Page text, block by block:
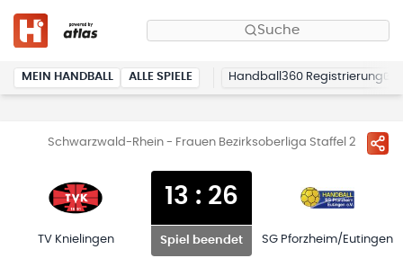
Suche
MEIN HANDBALL ALLE SPIELE Handball360 Registrierung
Schwarzwald-Rhein - Frauen Bezirksoberliga Staffel 2
TV Knielingen
13 : 26
Spiel beendet SG Pforzheim/Eutingen